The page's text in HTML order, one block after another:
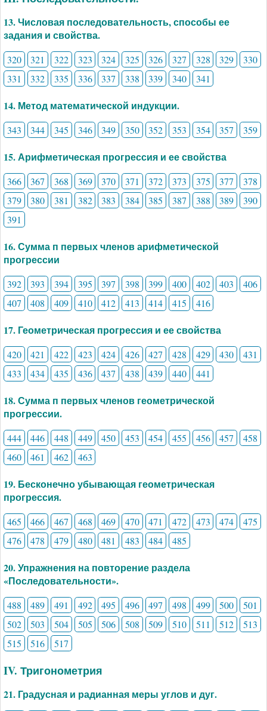
13. Числовая последовательность, способы ее
задания и свойства.
320 321 322 323 324 325 326 327 328 329
330
331
332 335 336 337 338 339 340 341
14. Метод математической индукции.
343 344 345 346 349 350 352 353 354 357 359
15. Арифметическая прогрессия и ее свойства
366 367 368 369 370 371 372 373 375 377
378
379
380 381 382 383 384 385 387 388 389
390
391
16. Сумма п первых членов арифметической
прогрессии
392 393 394 395 397 398 399 400 402 403
406
407
408 409 410 412 413 414 415 416
17. Геометрическая прогрессия и ее свойства
420 421 422 423 424 426 427 428 429 430
431
433
434 435 436 437 438 439 440 441
18. Сумма п первых членов геометрической
прогрессии.
444 446 448 449 450 453 454 455 456 457
458
460
461 462 463
19. Бесконечно убывающая геометрическая
прогрессия.
465 466 467 468 469 470 471 472 473 474
475
476
478 479 480 481 483 484 485
20. Упражнения на повторение раздела
«Последовательности».
488 489 491 492 495 496 497 498 499 500
501
502
503 504 505 506 508 509 510 511 512
513
515
516 517
IV. Тригонометрия
21. Градусная и радианная меры углов и дуг.